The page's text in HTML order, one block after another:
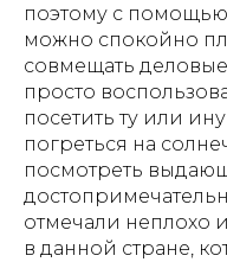
поэтому с
можно спокойно
совмещать
просто
посетить ту или
погреться на
посмотреть
отмечали неплохо
в данной стране,